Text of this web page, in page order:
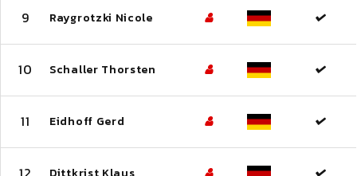
9 Raygrotzki Nicole
10 Schaller Thorsten
11 Eidhoff Gerd